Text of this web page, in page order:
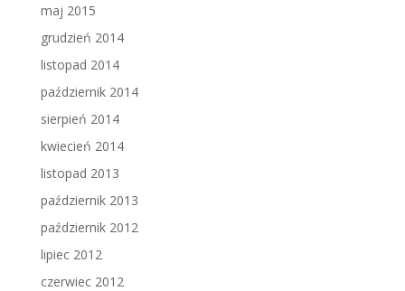
maj 2015
grudzień 2014
listopad 2014
październik 2014
sierpień 2014
kwiecień 2014
listopad 2013
październik 2013
październik 2012
lipiec 2012
czerwiec 2012